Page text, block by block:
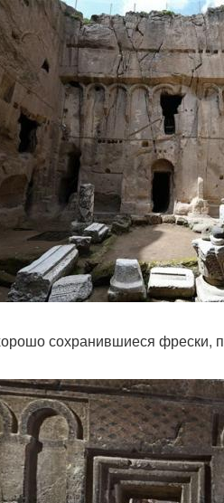
сохранившиеся фрески,